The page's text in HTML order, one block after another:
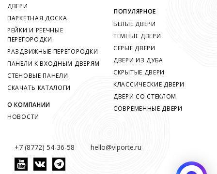
+7 (8772) 54-36-58 hello@viporte.ru
ДВЕРИ
ПАРКЕТНАЯ ДОСКА
РЕЙКИ И РЕЕЧНЫЕ
ПЕРЕГОРОДКИ
РАЗДВИЖНЫЕ ПЕРЕГОРОДКИ
ПАНЕЛИ К ВХОДНЫМ ДВЕРЯМ
СТЕНОВЫЕ ПАНЕЛИ
СКАЧАТЬ КАТАЛОГИ
О КОМПАНИИ
НОВОСТИ
ПОПУЛЯРНОЕ
БЕЛЫЕ ДВЕРИ
ТЕМНЫЕ ДВЕРИ
СЕРЫЕ ДВЕРИ
ДВЕРИ ИЗ ДУБА
СКРЫТЫЕ ДВЕРИ
КЛАССИЧЕСКИЕ ДВЕРИ
ДВЕРИ СО СТЕКЛОМ
СОВРЕМЕННЫЕ ДВЕРИ